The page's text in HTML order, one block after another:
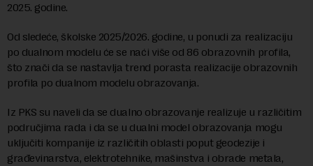
2025. godine.
Od sledeće, školske 2025/2026. godine, u ponudi za realizaciju
po dualnom modelu će se naći više od 86 obrazovnih profila,
što znači da se nastavlja trend porasta realizacije obrazovnih
profila po dualnom modelu obrazovanja.
Iz PKS su naveli da se dualno obrazovanje realizuje u različitim
područjima rada i da se u dualni model obrazovanja mogu
uključiti kompanije iz različitih oblasti poput geodezije i
građevinarstva, elektrotehnike, mašinstva i obrade metala,